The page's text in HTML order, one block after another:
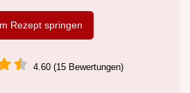
Rezept springen
4.60 (15 Bewertungen)